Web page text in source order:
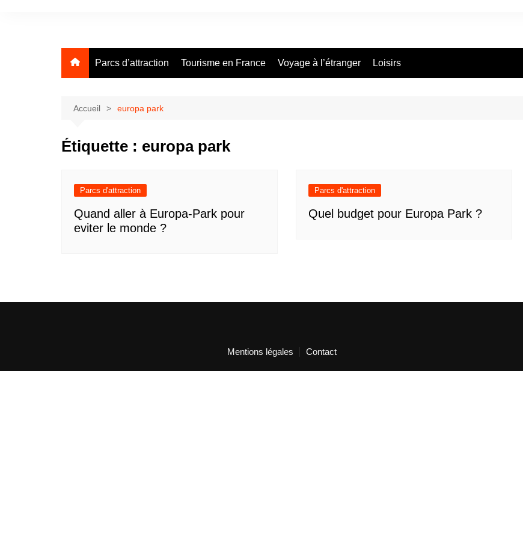
Parcs d’attraction Tourisme en France Voyage à l’étranger Loisirs
Accueil europa park
Étiquette : europa park
Parcs d'attraction
Quand aller à Europa-Park pour
eviter le monde ?
Parcs d'attraction
Quel budget pour Europa Park ?
Mentions légales Contact